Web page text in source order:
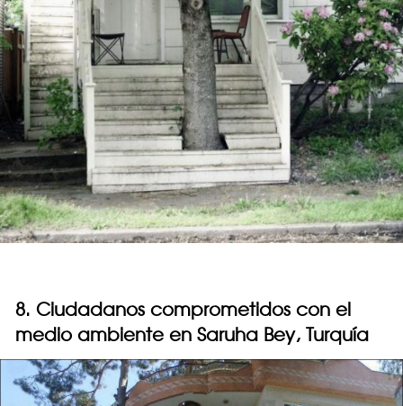
8. Ciudadanos comprometidos con el
medio ambiente en Saruha Bey, Turquía